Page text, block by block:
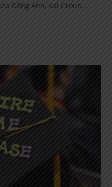
Đông Anh, Kai Group...